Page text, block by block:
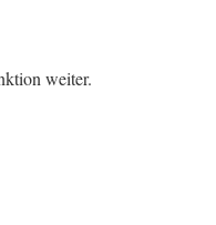
weiter.